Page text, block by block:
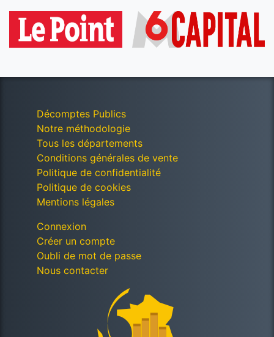
Décomptes Publics
Notre méthodologie
Tous les départements
Conditions générales de vente
Politique de confidentialité
Politique de cookies
Mentions légales
Connexion
Créer un compte
Oubli de mot de passe
Nous contacter